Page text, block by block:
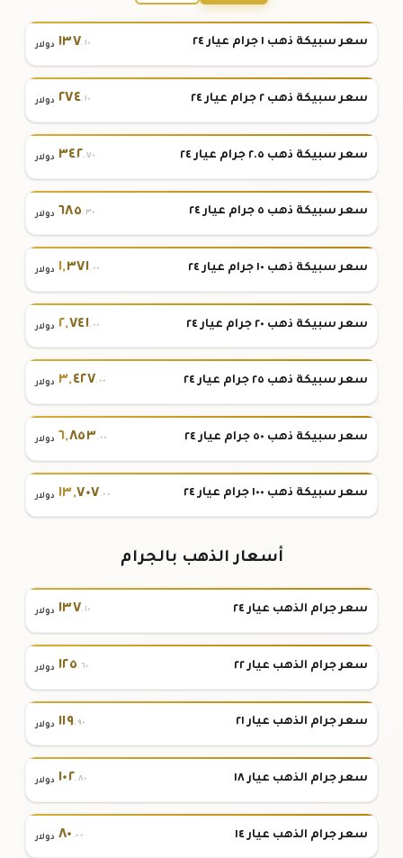
سعر سبيكة ذهب ١ جرام عيار ٢٤ ١٣٧.١٠ دولار
سعر سبيكة ذهب ٢ جرام عيار ٢٤ ٢٧٤.١٠ دولار
سعر سبيكة ذهب ٢.٥ جرام عيار ٢٤ ٣٤٢.٧٠ دولار
سعر سبيكة ذهب ٥ جرام عيار ٢٤ ٦٨٥.٣٠ دولار
سعر سبيكة ذهب ١٠ جرام عيار ٢٤ ١,٣٧١.٠٠ دولار
سعر سبيكة ذهب ٢٠ جرام عيار ٢٤ ٢,٧٤١.٠٠ دولار
سعر سبيكة ذهب ٢٥ جرام عيار ٢٤ ٣,٤٢٧.٠٠ دولار
سعر سبيكة ذهب ٥٠ جرام عيار ٢٤ ٦,٨٥٣.٠٠ دولار
سعر سبيكة ذهب ١٠٠ جرام عيار ٢٤ ١٣,٧٠٧.٠٠ دولار
أسعار الذهب بالجرام
سعر جرام الذهب عيار ٢٤ ١٣٧.١٠ دولار
سعر جرام الذهب عيار ٢٢ ١٢٥.٦٠ دولار
سعر جرام الذهب عيار ٢١ ١١٩.٩٠ دولار
سعر جرام الذهب عيار ١٨ ١٠٢.٨٠ دولار
سعر جرام الذهب عيار ١٤ ٨٠ .٠٠ دولار